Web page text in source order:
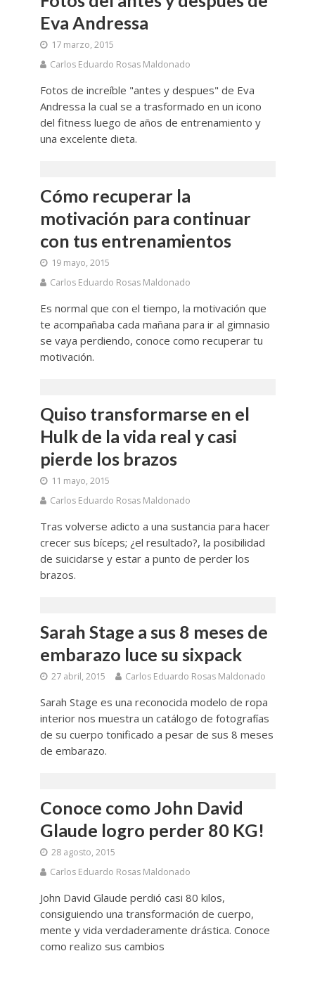
Eva Andressa
17 marzo, 2015
Carlos Eduardo Rosas Maldonado
Fotos de increíble "antes y despues" de Eva
Andressa la cual se a trasformado en un icono
del fitness luego de años de entrenamiento y
una excelente dieta.
Cómo recuperar la
motivación para continuar
con tus entrenamientos
19 mayo, 2015
Carlos Eduardo Rosas Maldonado
Es normal que con el tiempo, la motivación que
te acompañaba cada mañana para ir al gimnasio
se vaya perdiendo, conoce como recuperar tu
motivación.
Quiso transformarse en el
Hulk de la vida real y casi
pierde los brazos
11 mayo, 2015
Carlos Eduardo Rosas Maldonado
Tras volverse adicto a una sustancia para hacer
crecer sus bíceps; ¿el resultado?, la posibilidad
de suicidarse y estar a punto de perder los
brazos.
Sarah Stage a sus 8 meses de
embarazo luce su sixpack
27 abril, 2015 Carlos Eduardo Rosas Maldonado
Sarah Stage es una reconocida modelo de ropa
interior nos muestra un catálogo de fotografías
de su cuerpo tonificado a pesar de sus 8 meses
de embarazo.
Conoce como John David
Glaude logro perder 80 KG!
28 agosto, 2015
Carlos Eduardo Rosas Maldonado
John David Glaude perdió casi 80 kilos,
consiguiendo una transformación de cuerpo,
mente y vida verdaderamente drástica. Conoce
como realizo sus cambios